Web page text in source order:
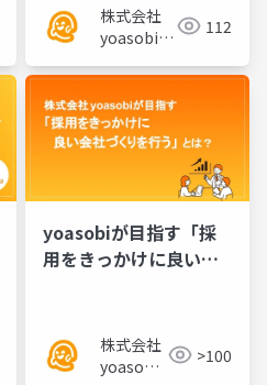
株式会社
yoasobi／
様
112
yoasobiが目指す「採
用をきっかけに良い会
株式会社
yoasobi
>100